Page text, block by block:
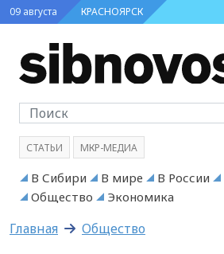
09 августа КРАСНОЯРСК
СТАТЬИ МКР-МЕДИА
В Сибири В мире В России
Общество
Экономика
Главная Общество